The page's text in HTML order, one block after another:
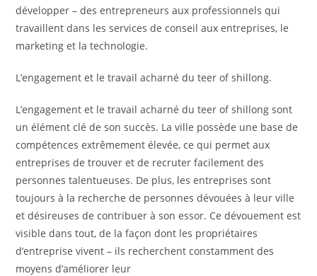
développer – des entrepreneurs aux professionnels qui
travaillent dans les services de conseil aux entreprises, le
marketing et la technologie.
L’engagement et le travail acharné du teer of shillong.
L’engagement et le travail acharné du teer of shillong sont
un élément clé de son succès. La ville possède une base de
compétences extrêmement élevée, ce qui permet aux
entreprises de trouver et de recruter facilement des
personnes talentueuses. De plus, les entreprises sont
toujours à la recherche de personnes dévouées à leur ville
et désireuses de contribuer à son essor. Ce dévouement est
visible dans tout, de la façon dont les propriétaires
d’entreprise vivent – ils recherchent constamment des
moyens d’améliorer leur